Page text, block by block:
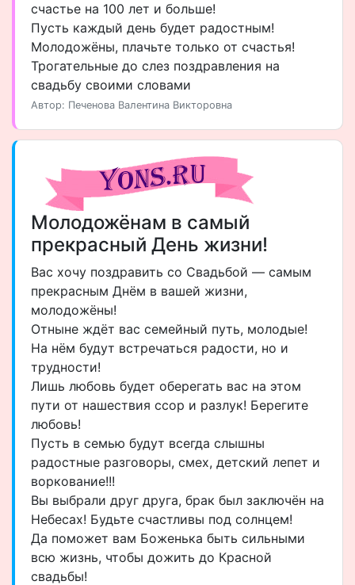
счастье на 100 лет и больше!
Пусть каждый день будет радостным!
Молодожёны, плачьте только от счастья!
Трогательные до слез поздравления на
свадьбу своими словами
Автор: Печенова Валентина Викторовна
Молодожёнам в самый
прекрасный День жизни!
Вас хочу поздравить со Свадьбой — самым
прекрасным Днём в вашей жизни,
молодожёны!
Отныне ждёт вас семейный путь, молодые!
На нём будут встречаться радости, но и
трудности!
Лишь любовь будет оберегать вас на этом
пути от нашествия ссор и разлук! Берегите
любовь!
Пусть в семью будут всегда слышны
радостные разговоры, смех, детский лепет и
воркование!!!
Вы выбрали друг друга, брак был заключён на
Небесах! Будьте счастливы под солнцем!
Да поможет вам Боженька быть сильными
всю жизнь, чтобы дожить до Красной
свадьбы!